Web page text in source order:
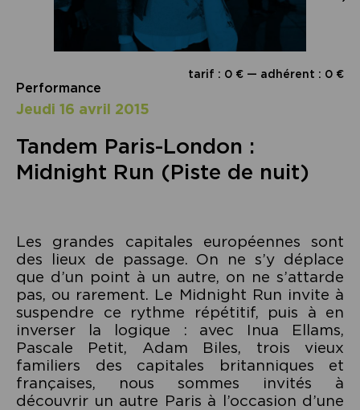
tarif : 0 € — adhérent : 0 €
Performance
jeudi 16 avril 2015
Tandem Paris-London :
Midnight Run (Piste de nuit)
Les grandes capitales européennes sont
des lieux de passage. On ne s’y déplace
que d’un point à un autre, on ne s’attarde
pas, ou rarement. Le Midnight Run invite à
suspendre ce rythme répétitif, puis à en
inverser la logique : avec Inua Ellams,
Pascale Petit, Adam Biles, trois vieux
familiers des capitales britanniques et
françaises, nous sommes invités à
découvrir un autre Paris à l’occasion d’une